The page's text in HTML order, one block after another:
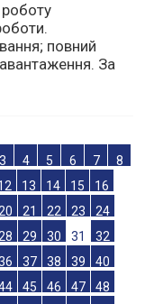
повний
За
3 4 5 6 7
8
13 14 15
16
21 22 23
24
29 30 31
32
37 38 39
40
45 46 47
48